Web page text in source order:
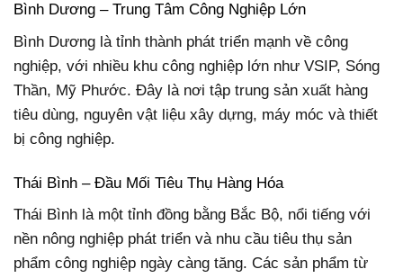
Bình Dương – Trung Tâm Công Nghiệp Lớn
Bình Dương là tỉnh thành phát triển mạnh về công
nghiệp, với nhiều khu công nghiệp lớn như VSIP, Sóng
Thần, Mỹ Phước. Đây là nơi tập trung sản xuất hàng
tiêu dùng, nguyên vật liệu xây dựng, máy móc và thiết
bị công nghiệp.
Thái Bình – Đầu Mối Tiêu Thụ Hàng Hóa
Thái Bình là một tỉnh đồng bằng Bắc Bộ, nổi tiếng với
nền nông nghiệp phát triển và nhu cầu tiêu thụ sản
phẩm công nghiệp ngày càng tăng. Các sản phẩm từ